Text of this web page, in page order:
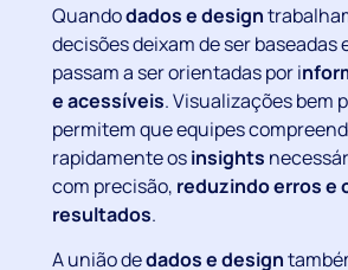
Quandodados e design
decisões deixam de ser baseadas
passam a ser orientadas por i
e acessíveis. Visualizações bem
permitem que equipes
rapidamente osinsights
com precisão, reduzindo erros e
resultados.
A união dedados e design